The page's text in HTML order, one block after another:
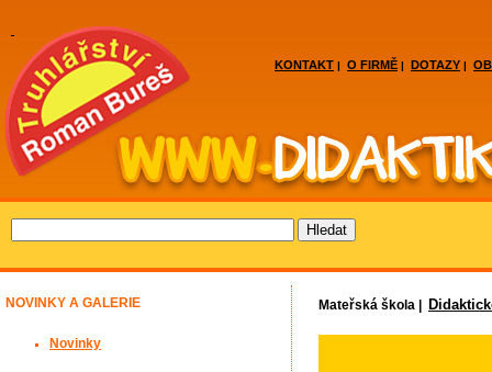
KONTAKT | O FIRMĚ | DOTAZY |
Mateřská škola |
NOVINKY A GALERIE
Novinky